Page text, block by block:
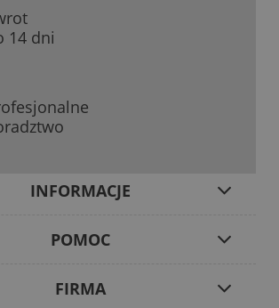
14 dni
INFORMACJE
POMOC
FIRMA